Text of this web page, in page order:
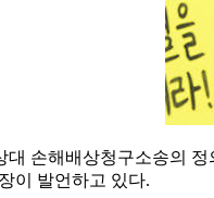
손해배상청구소송의
이 발언하고 있다.